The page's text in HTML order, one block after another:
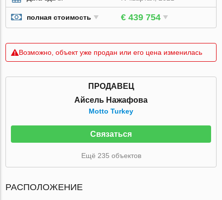
полная стоимость € 439 754
Возможно, объект уже продан или его цена изменилась
ПРОДАВЕЦ
Айсель Нажафова
Motto Turkey
Связаться
Ещё 235 объектов
РАСПОЛОЖЕНИЕ